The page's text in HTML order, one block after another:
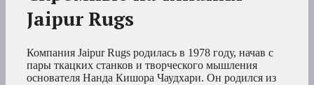
Jaipur Rugs
Компания Jaipur Rugs родилась в 1978 году, начав с
пары ткацких станков и творческого мышления
основателя Нанда Кишора Чаудхари. Он родился из